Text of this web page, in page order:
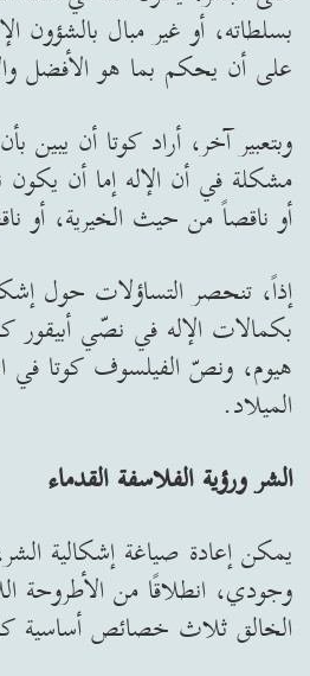
بسلطاته، أو غير مبال بالشؤون
على أن يحكم بما هو الأفضل
وبتعبير آخر، أراد كوتا أن يبين
مشكلة في أن الإله إما أن
أو ناقصاً من حيث الخيرية، أو
إذاً، تنحصر التساؤلات حول
بكمالات الإله في نصّي أبيقور
هيوم، ونصّ الفيلسوف كوتا في
الميلاد.
الشر ورؤية الفلاسفة القدماء
يمكن إعادة صياغة إشكالية
وجودي، انطلاقًا من الأطروحة
الخالق ثلاث خصائص أساسية